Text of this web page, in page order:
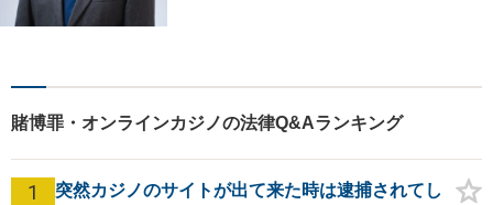
い！
賭博罪・オンラインカジノの法律Q&Aランキング
1
突然カジノのサイトが出て来た時は逮捕されてし